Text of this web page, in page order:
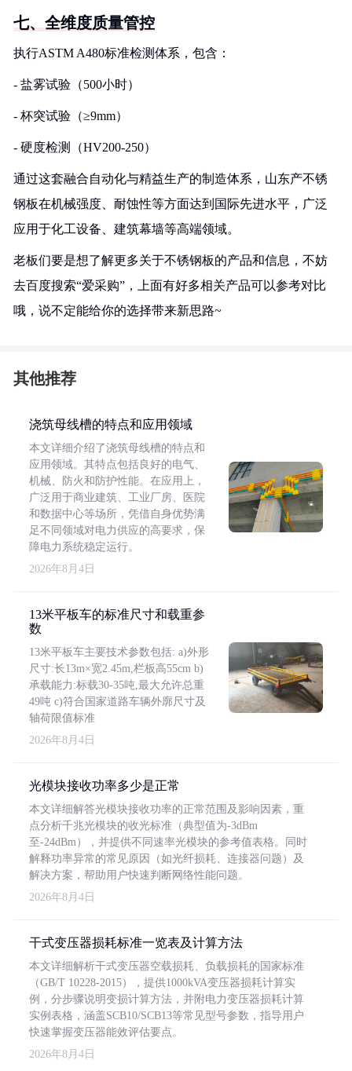
七、全维度质量管控
执行ASTM A480标准检测体系，包含：
- 盐雾试验（500小时）
- 杯突试验（≥9mm）
- 硬度检测（HV200-250）
通过这套融合自动化与精益生产的制造体系，山东产不锈
钢板在机械强度、耐蚀性等方面达到国际先进水平，广泛
应用于化工设备、建筑幕墙等高端领域。
老板们要是想了解更多关于不锈钢板的产品和信息，不妨
去百度搜索“爱采购”，上面有好多相关产品可以参考对比
哦，说不定能给你的选择带来新思路~
其他推荐
浇筑母线槽的特点和应用领域
本文详细介绍了浇筑母线槽的特点和
应用领域。其特点包括良好的电气、
机械、防火和防护性能。在应用上，
广泛用于商业建筑、工业厂房、医院
和数据中心等场所，凭借自身优势满
足不同领域对电力供应的高要求，保
障电力系统稳定运行。
2026年8月4日
13米平板车的标准尺寸和载重参
数
13米平板车主要技术参数包括: a)外形
尺寸:长13m×宽2.45m,栏板高55cm b)
承载能力:标载30-35吨,最大允许总重
49吨 c)符合国家道路车辆外廓尺寸及
轴荷限值标准
2026年8月4日
光模块接收功率多少是正常
本文详细解答光模块接收功率的正常范围及影响因素，重
点分析千兆光模块的收光标准（典型值为-3dBm
至-24dBm），并提供不同速率光模块的参考值表格。同时
解释功率异常的常见原因（如光纤损耗、连接器问题）及
解决方案，帮助用户快速判断网络性能问题。
2026年8月4日
干式变压器损耗标准一览表及计算方法
本文详细解析干式变压器空载损耗、负载损耗的国家标准
（GB/T 10228-2015），提供1000kVA变压器损耗计算实
例，分步骤说明变损计算方法，并附电力变压器损耗计算
实例表格，涵盖SCB10/SCB13等常见型号参数，指导用户
快速掌握变压器能效评估要点。
2026年8月4日